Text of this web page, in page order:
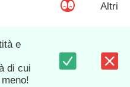
Altri
e
di cui